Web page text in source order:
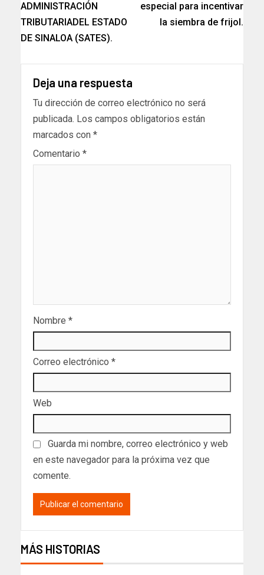
ADMINISTRACIÓN
TRIBUTARIADEL ESTADO
DE SINALOA (SATES).
especial para incentivar
la siembra de frijol.
Deja una respuesta
Tu dirección de correo electrónico no será
publicada. Los campos obligatorios están
marcados con *
Comentario *
Nombre *
Correo electrónico *
Web
Guarda mi nombre, correo electrónico y web
en este navegador para la próxima vez que
comente.
MÁS HISTORIAS